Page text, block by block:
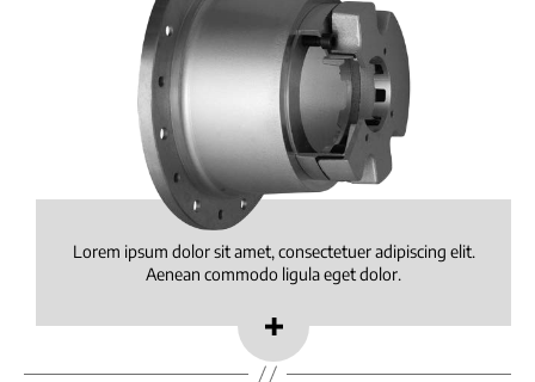
Lorem ipsum dolor sit amet, consectetuer adipiscing elit.
Aenean commodo ligula eget dolor.